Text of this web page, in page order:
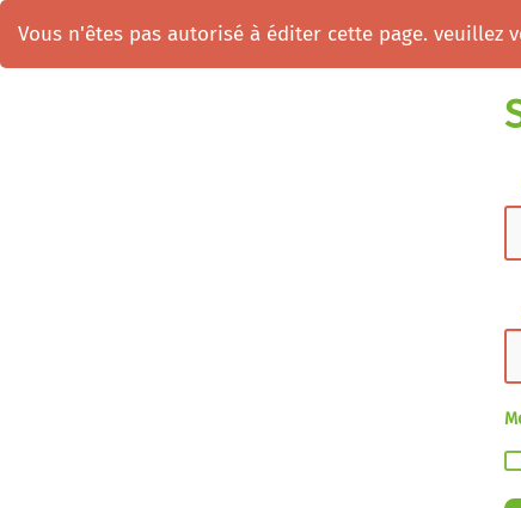
Vous n'êtes pas autorisé à éditer cette page. veuillez